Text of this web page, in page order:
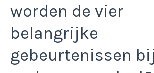
worden de vier
belangrijke
gebeurtenissen